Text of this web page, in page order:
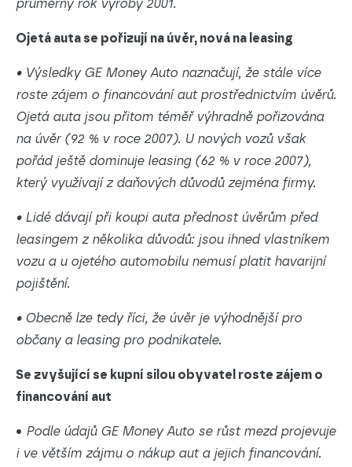
průměrný rok výroby 2001.
Ojetá auta se pořizují na úvěr, nová na leasing
• Výsledky GE Money Auto naznačují, že stále více
roste zájem o financování aut prostřednictvím úvěrů.
Ojetá auta jsou přitom téměř výhradně pořizována
na úvěr (92 % v roce 2007). U nových vozů však
pořád ještě dominuje leasing (62 % v roce 2007),
který využívají z daňových důvodů zejména firmy.
• Lidé dávají při koupi auta přednost úvěrům před
leasingem z několika důvodů: jsou ihned vlastníkem
vozu a u ojetého automobilu nemusí platit havarijní
pojištění.
• Obecně lze tedy říci, že úvěr je výhodnější pro
občany a leasing pro podnikatele.
Se zvyšující se kupní silou obyvatel roste zájem o
financování aut
• Podle údajů GE Money Auto se růst mezd projevuje
i ve větším zájmu o nákup aut a jejich financování.